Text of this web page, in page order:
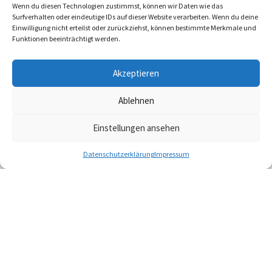
Wenn du diesen Technologien zustimmst, können wir Daten wie das
Surfverhalten oder eindeutige IDs auf dieser Website verarbeiten. Wenn du deine
Einwilligung nicht erteilst oder zurückziehst, können bestimmte Merkmale und
Funktionen beeinträchtigt werden.
Akzeptieren
Ablehnen
Einstellungen ansehen
DatenschutzerklärungImpressum